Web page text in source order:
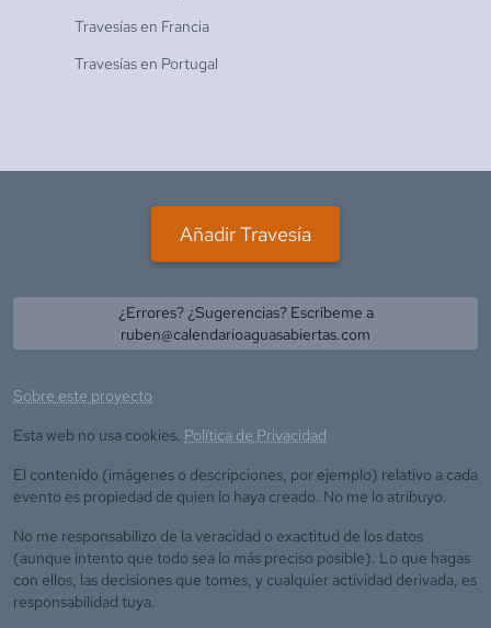
Travesías en Francia
Travesías en Portugal
Añadir Travesía
¿Errores? ¿Sugerencias? Escríbeme a
ruben@calendarioaguasabiertas.com
Sobre este proyecto
Esta web no usa cookies. Política de Privacidad
El contenido (imágenes o descripciones, por ejemplo) relativo a cada
evento es propiedad de quien lo haya creado. No me lo atribuyo.
No me responsabilizo de la veracidad o exactitud de los datos
(aunque intento que todo sea lo más preciso posible). Lo que hagas
con ellos, las decisiones que tomes, y cualquier actividad derivada, es
responsabilidad tuya.